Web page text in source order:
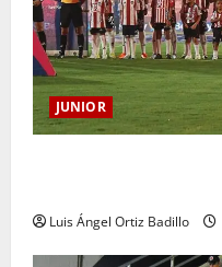
JUNIOR
Luis Ángel Ortiz Badillo